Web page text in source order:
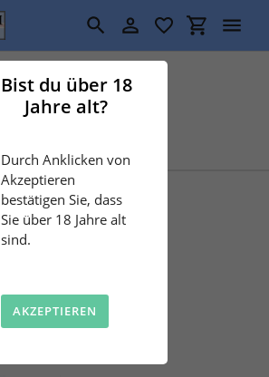
Bist du über 18
Jahre alt?
Durch Anklicken von
Akzeptieren
bestätigen Sie, dass
Sie über 18 Jahre alt
sind.
AKZEPTIEREN
SuchenEinloggen
S
a
m
m
l
u
n
g
:
Sauna